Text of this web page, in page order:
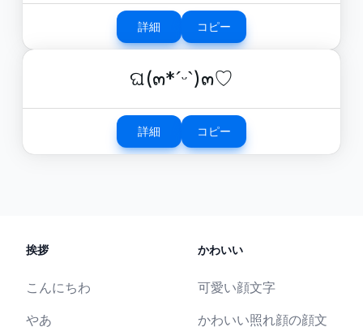
詳細 コピー
ଘ(๓*ˊᵕˋ)๓♡
詳細 コピー
挨拶
こんにちわ
やあ
かわいい
可愛い顔文字
かわいい照れ顔の顔文